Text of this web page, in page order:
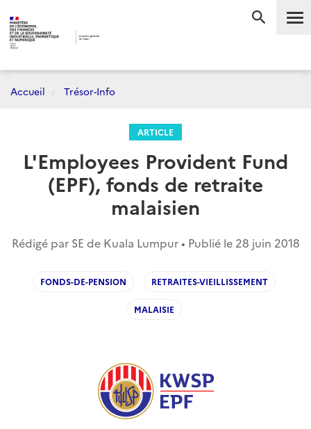
Accueil Trésor-Info
ARTICLE
L'Employees Provident Fund
(EPF), fonds de retraite
malaisien
Rédigé par SE de Kuala Lumpur • Publié le 28 juin 2018
FONDS-DE-PENSION RETRAITES-VIEILLISSEMENT
MALAISIE